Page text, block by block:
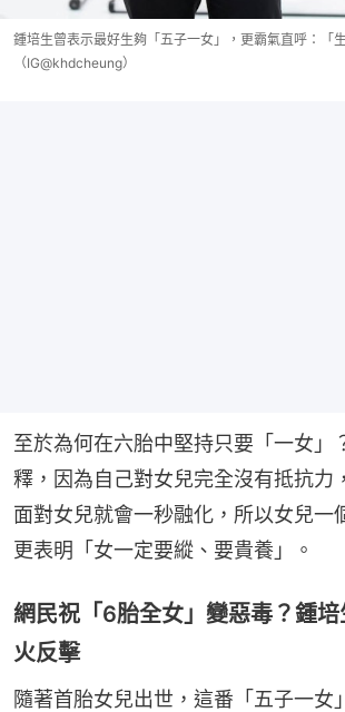
鍾培生曾表示最好生夠「五子一女」，更霸氣直呼：「
（IG@khdcheung）
至於為何在六胎中堅持只要「一女」
釋，因為自己對女兒完全沒有抵抗力
面對女兒就會一秒融化，所以女兒一
更表明「女一定要縱、要貴養」。
網民祝「6胎全女」變惡毒？鍾培
火反擊
隨著首胎女兒出世，這番「五子一女